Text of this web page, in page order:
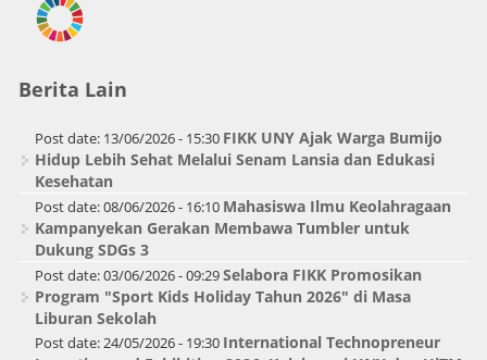
Berita Lain
Post date: 13/06/2026 - 15:30 FIKK UNY Ajak Warga Bumijo
Hidup Lebih Sehat Melalui Senam Lansia dan Edukasi
Kesehatan
Post date:08/06/2026 - 16:10 Mahasiswa Ilmu Keolahragaan
Kampanyekan Gerakan Membawa Tumbler untuk
Dukung SDGs 3
Post date:03/06/2026 - 09:29Selabora FIKK Promosikan
Program "Sport Kids Holiday Tahun 2026" di Masa
Liburan Sekolah
Post date:24/05/2026 - 19:30 International Technopreneur